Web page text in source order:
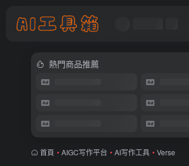
熱門商品推薦
首頁 • AIGC写作平台 • AI写作工具 • Verse